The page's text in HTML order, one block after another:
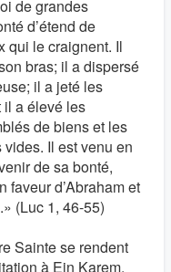
de grandes
d’étend de
qui le craignent. Il
bras; il a dispersé
il a jeté les
il a élevé les
de biens et les
Il est venu en
de sa bonté,
faveur d’Abraham et
(Luc 1, 46-55)
Sainte se rendent
à Ein Karem.